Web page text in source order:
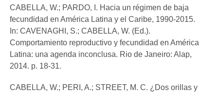
CABELLA, W.; PARDO, I. Hacia un régimen de baja
fecundidad en América Latina y el Caribe, 1990-2015.
In: CAVENAGHI, S.; CABELLA, W. (Ed.).
Comportamiento reproductivo y fecundidad en América
Latina: una agenda inconclusa. Rio de Janeiro: Alap,
2014. p. 18-31.
CABELLA, W.; PERI, A.; STREET, M. C. ¿Dos orillas y